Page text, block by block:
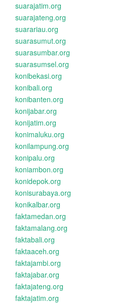
suarajatim.org
suarajateng.org
suarariau.org
suarasumut.org
suarasumbar.org
suarasumsel.org
konibekasi.org
konibali.org
konibanten.org
konijabar.org
konijatim.org
konimaluku.org
konilampung.org
konipalu.org
koniambon.org
konidepok.org
konisurabaya.org
konikalbar.org
faktamedan.org
faktamalang.org
faktabali.org
faktaaceh.org
faktajambi.org
faktajabar.org
faktajateng.org
faktajatim.org